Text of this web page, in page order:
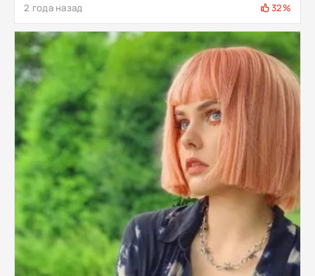
2 года назад 32%